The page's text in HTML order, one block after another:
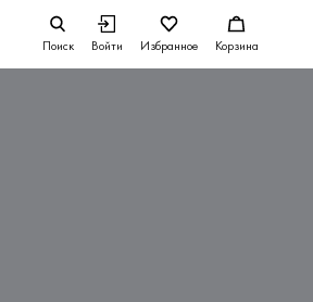
Поиск Войти Избранное Корзина